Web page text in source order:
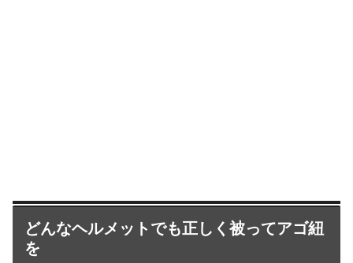
どんなヘルメットでも正しく被ってアゴ紐
を